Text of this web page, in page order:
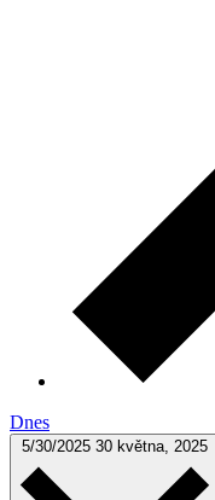
Dnes
5/30/2025 30 května, 2025